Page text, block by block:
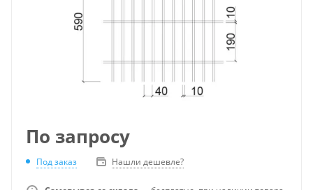
По запросу
Под заказ Нашли дешевле?